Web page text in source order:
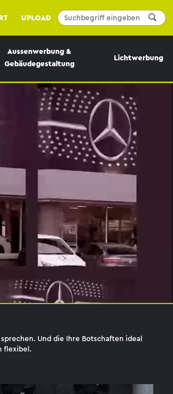
UPLOAD
Aussenwerbung &
Gebäudegestaltung
Lichtwerbung
Und die Ihre Botschaften ideal
flexibel.